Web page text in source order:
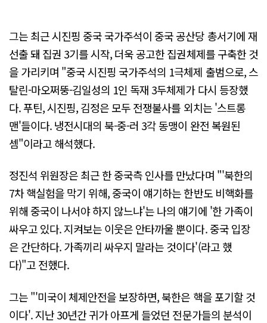
그는 최근 시진핑 중국 국가주석이 중국 공산당 총서기에 재
선출 돼 집권 3기를 시작, 더욱 공고한 집권체제를 구축한 것
을 가리키며 "중국 시진핑 국가주석의 1극체제 출범으로, 스
탈린-마오쩌뚱-김일성의 1인 독재 3두체제가 다시 등장했
다. 푸틴, 시진핑, 김정은 모두 전쟁불사를 외치는 '스트롱
맨'들이다. 냉전시대의 북-중-러 3각 동맹이 완전 복원된
셈"이라고 해석했다.
정진석 위원장은 최근 한 중국측 인사를 만났다며 "'북한의
7차 핵실험을 막기 위해, 중국이 얘기하는 한반도 비핵화를
위해 중국이 나서야 하지 않느냐'는 나의 얘기에 '한 가족이
싸우고 있다. 지켜보는 이웃은 안타까울 뿐이다. 중국 입장
은 간단하다. 가족끼리 싸우지 말라는 것이다'(라고 했
다)"고 전했다.
그는 "'미국이 체제안전을 보장하면, 북한은 핵을 포기할 것
이다'. 지난 30년간 귀가 아프게 들었던 전문가들의 분석이